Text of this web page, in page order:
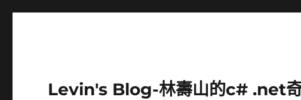
Levin's Blog-林壽山的c# .net